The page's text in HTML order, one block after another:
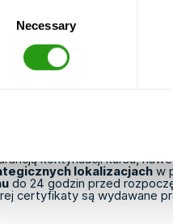
Necessary
GWO
szkoleniową w dziedzinie
czy jesteś technikiem
u nas
przez wykwalifikowanych i
kontynuacji kursu,
lokalizacjach w
do 24 godzin przed
certyfikaty są wydawane